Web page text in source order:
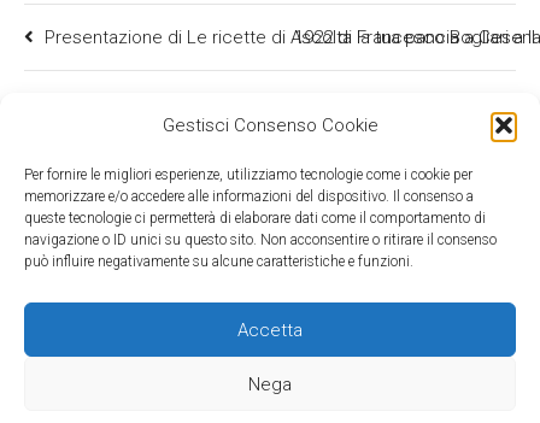
Gestisci Consenso Cookie
Per fornire le migliori esperienze, utilizziamo tecnologie come i cookie per
memorizzare e/o accedere alle informazioni del dispositivo. Il consenso a
queste tecnologie ci permetterà di elaborare dati come il comportamento di
navigazione o ID unici su questo sito. Non acconsentire o ritirare il consenso
può influire negativamente su alcune caratteristiche e funzioni.
Accetta
Nega
Presentazione di Le ricette di Ascolta la tua pancia a
1922 di Francesco Bogliari a
Milano - C.F. e P.IVA: 09524360154